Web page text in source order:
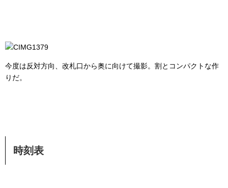
今度は反対方向、改札口から奥に向けて撮影。割とコンパクトな作
りだ。
時刻表